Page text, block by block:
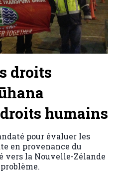
droits
humains
pour évaluer les
en provenance du
vers la Nouvelle-Zélande